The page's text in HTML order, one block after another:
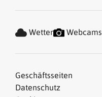
Geschäftsseiten
Datenschutz
Wetter Webcams